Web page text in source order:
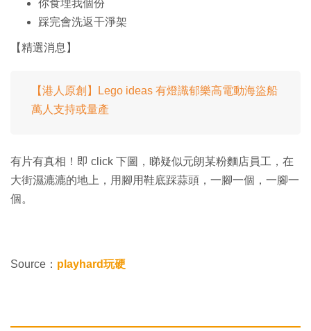
你食埋我個份
踩完會洗返干淨架
【精選消息】
【港人原創】Lego ideas 有燈識郁樂高電動海盜船
萬人支持或量產
有片有真相！即 click 下圖，睇疑似元朗某粉麵店員工，在
大街濕漉漉的地上，用腳用鞋底踩蒜頭，一腳一個，一腳一
個。
Source： playhard玩硬